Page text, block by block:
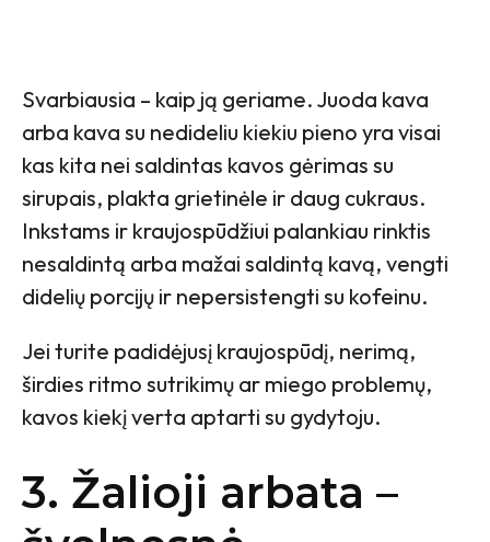
Svarbiausia – kaip ją geriame. Juoda kava
arba kava su nedideliu kiekiu pieno yra visai
kas kita nei saldintas kavos gėrimas su
sirupais, plakta grietinėle ir daug cukraus.
Inkstams ir kraujospūdžiui palankiau rinktis
nesaldintą arba mažai saldintą kavą, vengti
didelių porcijų ir nepersistengti su kofeinu.
Jei turite padidėjusį kraujospūdį, nerimą,
širdies ritmo sutrikimų ar miego problemų,
kavos kiekį verta aptarti su gydytoju.
3. Žalioji arbata –